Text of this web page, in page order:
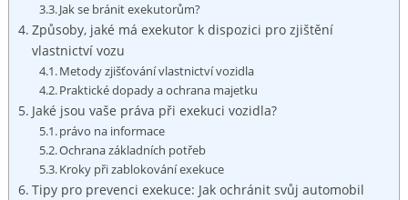
Jak se bránit ⁤exekutorům?
Způsoby, jaké má exekutor k ‌dispozici pro zjištění
vlastnictví vozu
Metody zjišťování vlastnictví‌ vozidla
Praktické dopady a ochrana majetku
Jaké jsou vaše práva při exekuci vozidla?
právo na informace
Ochrana základních potřeb
Kroky při zablokování‌ exekuce
Tipy pro prevenci exekuce: Jak ochránit svůj automobil